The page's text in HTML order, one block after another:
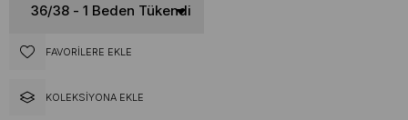
FAVORILERE EKLE
KOLEKSIYONA EKLE